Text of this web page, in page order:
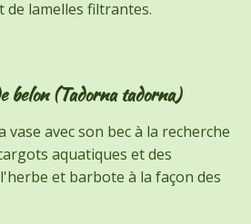
lamelles filtrantes.
belon (Tadorna tadorna)
vase avec son bec à la recherche
aquatiques et des
et barbote à la façon des